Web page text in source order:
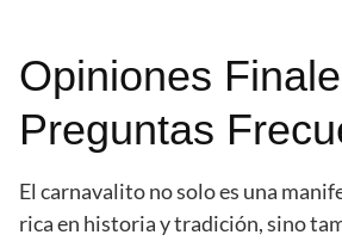
Opiniones
Preguntas
El carnavalito no solo es una
rica en historia y tradición, sino